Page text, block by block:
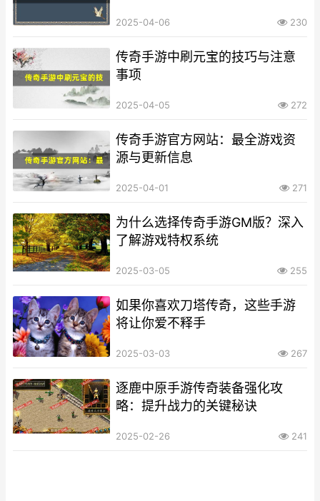
2025-04-06 230
传奇手游中刷元宝的技巧与注意
事项
2025-04-05 272
传奇手游官方网站：最全游戏资
源与更新信息
2025-04-01 271
为什么选择传奇手游GM版？深入
了解游戏特权系统
2025-03-05 255
如果你喜欢刀塔传奇，这些手游
将让你爱不释手
2025-03-03 267
逐鹿中原手游传奇装备强化攻
略：提升战力的关键秘诀
2025-02-26 241